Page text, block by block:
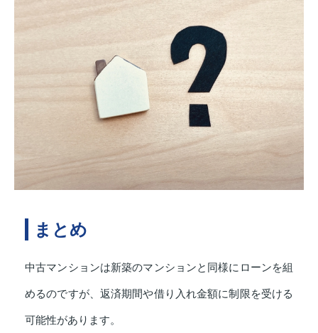
まとめ
中古マンションは新築のマンションと同様にローンを組
めるのですが、返済期間や借り入れ金額に制限を受ける
可能性があります。